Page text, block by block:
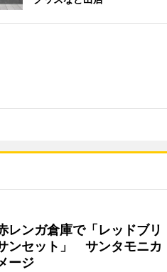
レンガ倉庫で「レッドブリ
ンセット」 サンタモニカ
ージ